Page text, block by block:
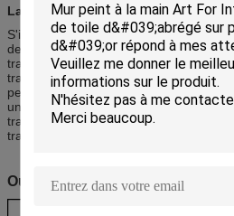
La description des tournesols huile
S'il est défini par peinture à l'huile de
des tournesols dans un vase », on le
travaux au total. Six d'entre eux ont été
travaux de tournesol qui ont été
peints avec 15 tournesols, deux sont
un est peint avec 3 tournesols. En
travaux créés à Paris, il y a 11 (ou de
travaux de tournesol qui ne sont pas
Outils de peinture et protection